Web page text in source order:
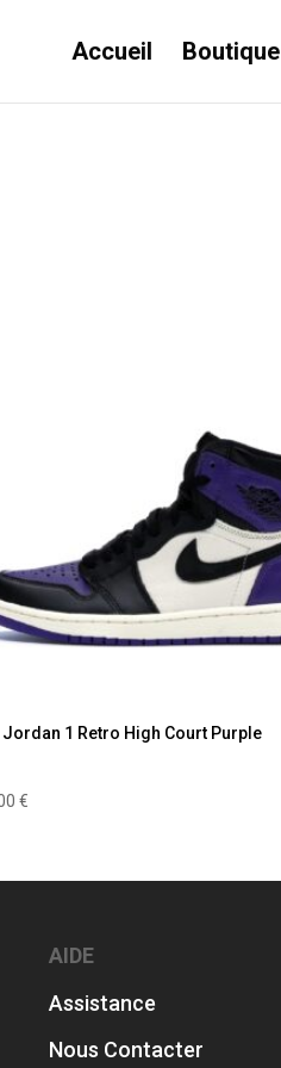
Accueil Boutique
Jordan 1 Retro High Court Purple
€
AIDE
Assistance
Nous Contacter